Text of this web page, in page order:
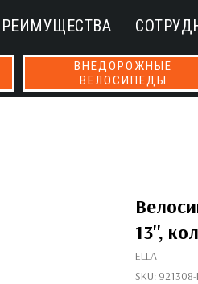
ВНЕДОРОЖНЫЕ
ВЕЛОСИПЕДЫ
13'',
ELLA
SKU: